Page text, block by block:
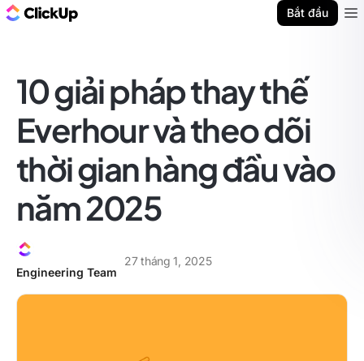
Bắt đầu
10 giải pháp thay thế
Everhour và theo dõi
thời gian hàng đầu vào
năm 2025
Engineering Team
27 tháng 1, 2025